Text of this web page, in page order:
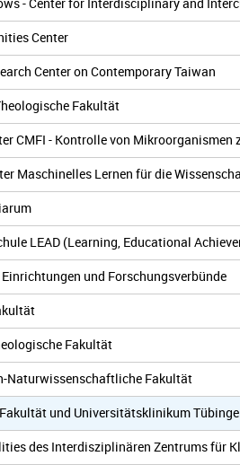
Center
Center on Contemporary Taiwan
Fakultät
CMFI - Kontrolle von
Maschinelles Lernen für die
LEAD (Learning, Educational
und Forschungsverbünde
Fakultät
Naturwissenschaftliche Fakultät
und Universitätsklinikum
des Interdisziplinären Zentrums für